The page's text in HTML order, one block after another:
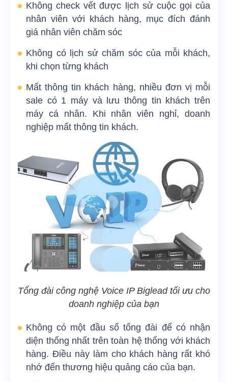
Không check vết được lịch sử cuộc gọi của
nhân viên với khách hàng, mục đích đánh
giá nhân viên chăm sóc
Không có lịch sử chăm sóc của mỗi khách,
khi chọn từng khách
Mất thông tin khách hàng, nhiều đơn vị mỗi
sale có 1 máy và lưu thông tin khách trên
máy cá nhân. Khi nhân viên nghỉ, doanh
nghiệp mất thông tin khách.
Tổng đài công nghệ Voice IP Biglead tối ưu cho
doanh nghiệp của bạn
Không có một đầu số tổng đài để có nhận
diện thống nhất trên toàn hệ thống với khách
hàng. Điều này làm cho khách hàng rất khó
nhớ đến thương hiệu quảng cáo của bạn.